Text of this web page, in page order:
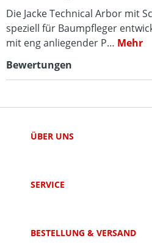
Die Jacke Technical Arbor mit
speziell für Baumpfleger
mit eng anliegender P… Mehr
Bewertungen
ÜBER UNS
SERVICE
BESTELLUNG & VERSAND